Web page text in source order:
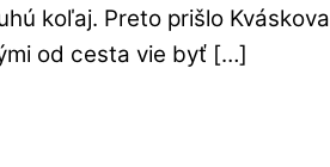
koľaj. Preto prišlo
od cesta vie byť […]